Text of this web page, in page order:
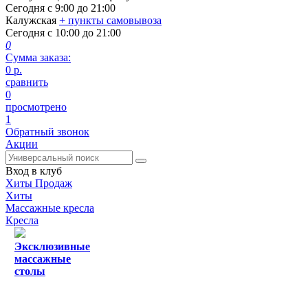
Сегодня с 9:00 до 21:00
Калужская + пункты самовывоза
Сегодня с 10:00 до 21:00
0
Сумма заказа:
0 р.
сравнить
0
просмотрено
1
Обратный звонок
Акции
Вход в клуб
Хиты Продаж
Хиты
Массажные кресла
Кресла
Эксклюзивные
массажные
столы